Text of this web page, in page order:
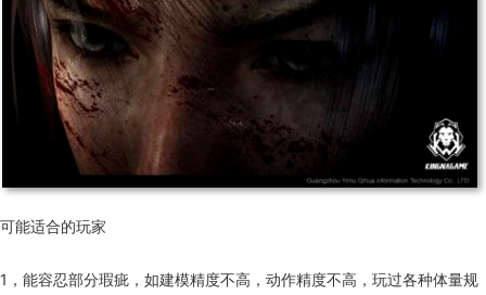
可能适合的玩家
1，能容忍部分瑕疵，如建模精度不高，动作精度不高，玩过各种体量规